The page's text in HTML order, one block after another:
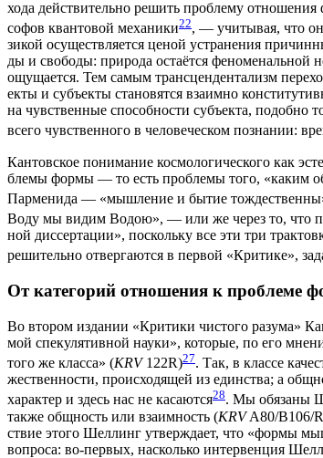
хо­да дей­стви­тель­но решить про­бле­му
со­фов кван­то­вой меха­ни­ки22, — учи­ты­вая, что
зи­кой осу­ществ­ля­ет­ся ценой устра­не­ния
ды и сво­бо­ды: при­ро­да оста­ёт­ся фено­ме­наль­ной
ощу­ща­ет­ся. Тем самым транс­цен­ден­та­лизм
ек­ты и субъ­ек­ты ста­но­вят­ся вза­им­но
на чув­ствен­ные спо­соб­но­сти субъ­ек­та,
все­го чув­ствен­но­го в чело­ве­че­ском позна­нии:
Кан­тов­ское пони­ма­ние кос­мо­ло­ги­че­ско­го как
бле­мы фор­мы — то есть про­бле­мы того, «каким
Пар­ме­ни­да — «мыш­ле­ние и бытие
Воду мы видим Водою», — или же через то, что
ной дис­сер­та­ции», посколь­ку все эти три
реши­тель­но отвер­га­ют­ся в пер­вой «Кри­ти­ке»,
От категорий отношения к проблеме
Во вто­ром изда­нии «Кри­ти­ки чисто­го разу­ма»
мой спе­ку­ля­тив­ной нау­ки», кото­рые, по его
того же клас­са» (KRV122R)27. Так, в клас­се
же­ствен­но­сти, про­ис­хо­дя­щей из един­ства; а
харак­тер и здесь нас не каса­ют­ся28. Мы обя­за­ны
так­же общ­ность или вза­им­ность (KRVA80/B106/
ствие это­го Шел­линг утвер­жда­ет, что «фор­мы
вопро­са: во-пер­вых, насколь­ко интер­вен­ция